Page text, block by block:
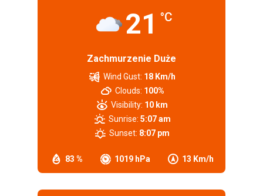
21 °C
Zachmurzenie Duże
83 % 1019 hPa 13 Km/h
Wind Gust: 18 Km/h
Clouds: 100%
Visibility: 10 km
Sunrise: 5:07 am
Sunset: 8:07 pm